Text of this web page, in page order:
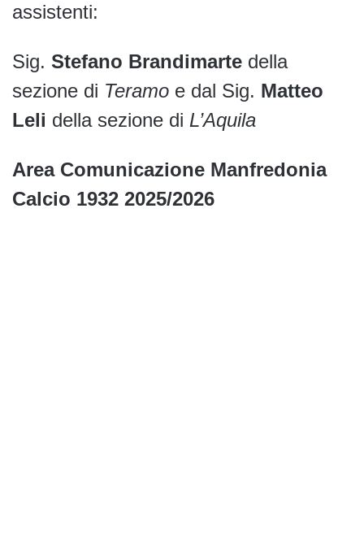
assistenti:
Sig. Stefano Brandimarte della
sezione di Teramo e dal Sig. Matteo
Leli della sezione di L’Aquila
Area Comunicazione Manfredonia
Calcio 1932 2025/2026